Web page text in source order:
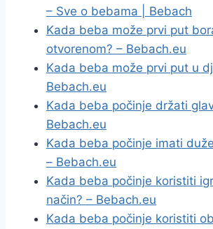
– Sve o bebama | Bebach
Kada beba može prvi put
otvorenom? – Bebach.eu
Kada beba može prvi put u
Bebach.eu
Kada beba počinje držati
Bebach.eu
Kada beba počinje imati
– Bebach.eu
Kada beba počinje koristiti
način? – Bebach.eu
Kada beba počinje koristiti